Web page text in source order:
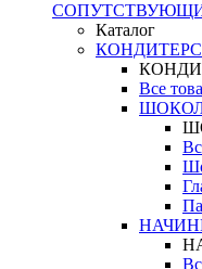
Каталог
Все